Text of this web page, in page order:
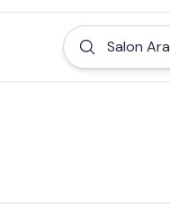
Salon Ara